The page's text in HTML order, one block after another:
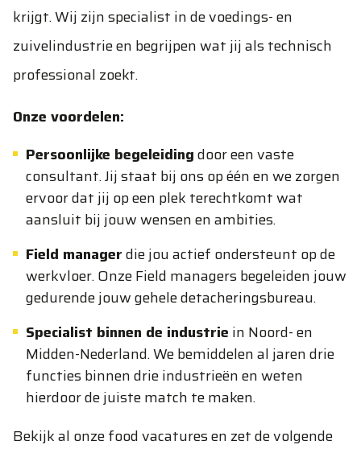
krijgt. Wij zijn specialist in de voedings- en
zuivelindustrie en begrijpen wat jij als technisch
professional zoekt.
Onze voordelen:
Persoonlijke begeleidingdoor een vaste
consultant. Jij staat bij ons op één en we zorgen
ervoor dat jij op een plek terechtkomt wat
aansluit bij jouw wensen en ambities.
Field managerdie jou actief ondersteunt op de
werkvloer. Onze Field managers begeleiden jouw
gedurende jouw gehele detacheringsbureau.
Specialist binnen de industrie in Noord- en
Midden-Nederland. We bemiddelen al jaren drie
functies binnen drie industrieën en weten
hierdoor de juiste match te maken.
Bekijk al onze food vacatures en zet de volgende